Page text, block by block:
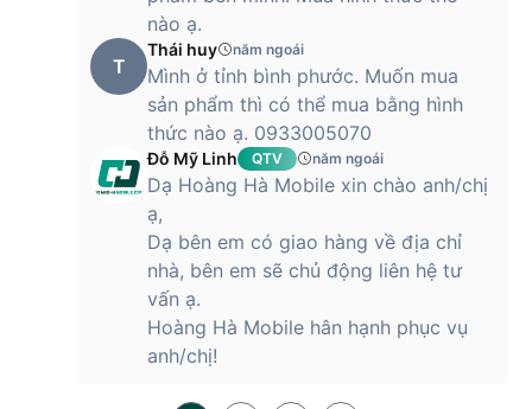
nào ạ.
T
Thái huy năm ngoái
Mình ở tỉnh bình phước. Muốn mua
sản phẩm thì có thể mua bằng hình
thức nào ạ. 0933005070
Đỗ Mỹ Linh QTV năm ngoái
Dạ Hoàng Hà Mobile xin chào anh/chị
ạ,
Dạ bên em có giao hàng về địa chỉ
nhà, bên em sẽ chủ động liên hệ tư
vấn ạ.
Hoàng Hà Mobile hân hạnh phục vụ
anh/chị!